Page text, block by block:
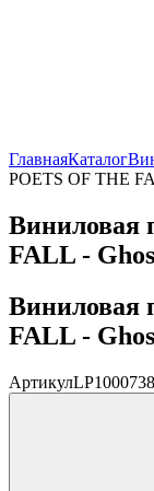
ГлавнаяКаталог
POETS OF THE
Виниловая
FALL -
Виниловая
FALL -
АртикулLP1000738